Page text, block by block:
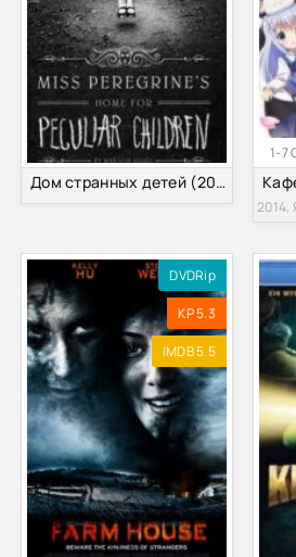
Дом странных детей (2015)
1-7
2014,
DVDRip
KP 5.3
IMDB 5.5